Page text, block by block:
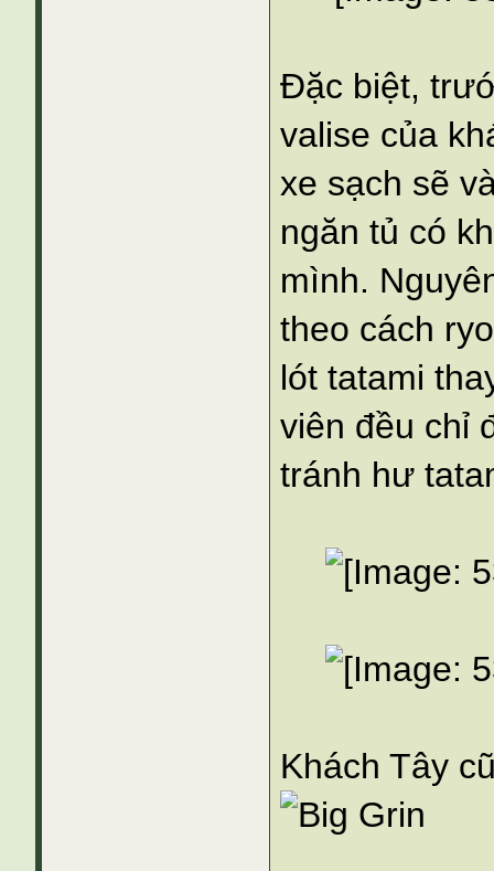
Đặc biệt,
valise của
xe sạch sẽ
ngăn tủ có
mình.
theo cách
lót tatami
viên đều chỉ
tránh hư
Khách Tây